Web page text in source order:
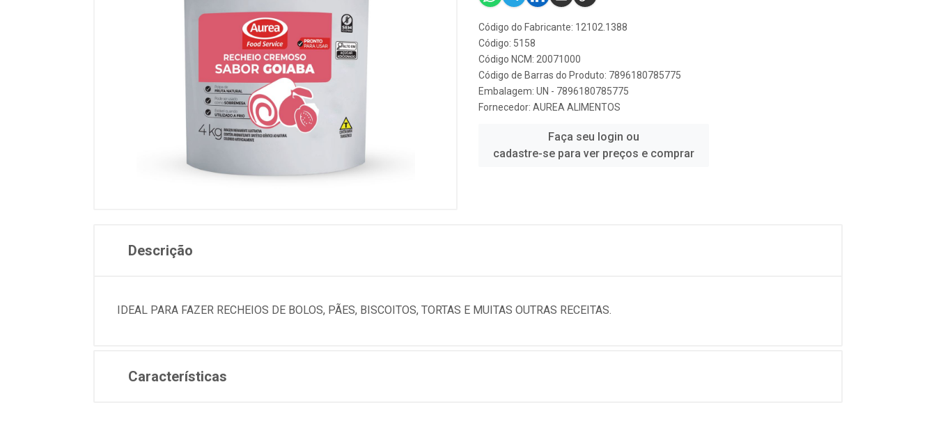
Código do Fabricante: 12102.1388
Código: 5158
Código NCM: 20071000
Código de Barras do Produto: 7896180785775
Embalagem: UN - 7896180785775
Fornecedor: AUREA ALIMENTOS
Faça seu login ou
cadastre-se para ver preços e comprar
Descrição
IDEAL PARA FAZER RECHEIOS DE BOLOS, PÃES, BISCOITOS, TORTAS E MUITAS OUTRAS RECEITAS.
Características